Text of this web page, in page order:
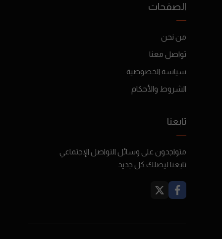
الصفحات
من نحن
تواصل معنا
سياسة الخصوصية
الشروط والأحكام
تابعنا
متواجدون على وسائل التواصل الإجتماعي
تابعنا ليصلك كل جديد